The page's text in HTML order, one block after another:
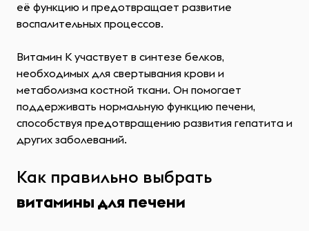
её функцию и предотвращает развитие
воспалительных процессов.
Витамин K участвует в синтезе белков,
необходимых для свертывания крови и
метаболизма костной ткани. Он помогает
поддерживать нормальную функцию печени,
способствуя предотвращению развития гепатита и
других заболеваний.
Как правильно выбрать
витамины для печени